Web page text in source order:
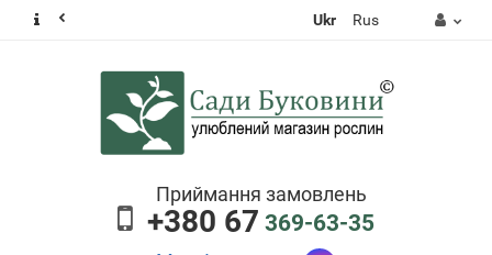
Ukr Rus
Приймання замовлень
+380 67 369-63-35